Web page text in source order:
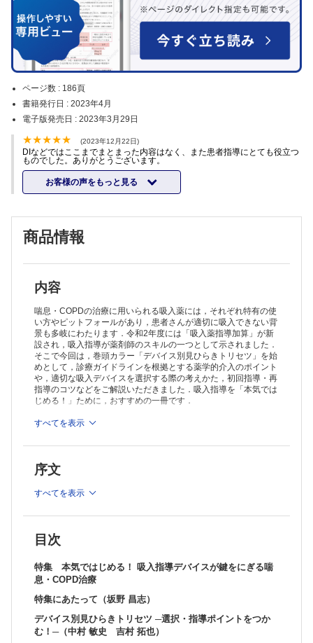
ページ数 : 186頁
書籍発行日 : 2023年4月
電子版発売日 : 2023年3月29日
(2023年12月22日)
DIなどではここまでまとまった内容はなく、また患者指導にとても役立つ
ものでした。ありがとうございます。
お客様の声をもっと見る
商品情報
内容
喘息・COPDの治療に用いられる吸入薬には，それぞれ特有の使
い方やピットフォールがあり，患者さんが適切に吸入できない背
景も多岐にわたります．令和2年度には「吸入薬指導加算」が新
設され，吸入指導が薬剤師のスキルの一つとして示されました．
そこで今回は，巻頭カラー「デバイス別見ひらきトリセツ」を始
めとして，診療ガイドラインを根拠とする薬学的介入のポイント
や，適切な吸入デバイスを選択する際の考えかた，初回指導・再
指導のコツなどをご解説いただきました．吸入指導を「本気では
じめる！」ために，おすすめの一冊です．
＞「薬局」最新号・バックナンバーはこちら
製品のご購入後、「購入済ライセンス一覧」より、オンライン環
境で閲覧可能なPDF版をご覧いただけます。詳細は
認ください。
すべてを表示
序文
すべてを表示
目次
特集 本気ではじめる！ 吸入指導デバイスが鍵をにぎる喘
息・COPD治療
特集にあたって（坂野 昌志）
デバイス別見ひらきトリセツ ─選択・指導ポイントをつか
む！─（中村 敏史 吉村 拓也）